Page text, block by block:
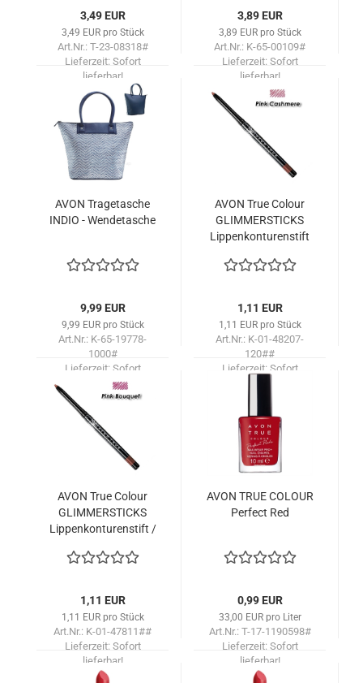
3,49 EUR
3,49 EUR pro Stück
Art.Nr.: T-23-08318#
Lieferzeit: Sofort
lieferbar!
3,89 EUR
3,89 EUR pro Stück
Art.Nr.: K-65-00109#
Lieferzeit: Sofort
lieferbar!
AVON Tra­ge­ta­sche
INDIO - Wen­de­ta­sche
9,99 EUR
9,99 EUR pro Stück
Art.Nr.: K-65-19778-
1000#
Lieferzeit: Sofort
lieferbar!
AVON True Co­lour
GLIM­MER­STICKS
Lip­pen­kon­tu­ren­stift
1,11 EUR
1,11 EUR pro Stück
Art.Nr.: K-01-48207-
120##
Lieferzeit: Sofort
lieferbar!
AVON True Co­lour
GLIM­MER­STICKS
Lip­pen­kon­tu­ren­stift /
1,11 EUR
1,11 EUR pro Stück
Art.Nr.: K-01-47811##
Lieferzeit: Sofort
lieferbar!
AVON TRUE CO­LOUR
Per­fect Red
0,99 EUR
33,00 EUR pro Liter
Art.Nr.: T-17-1190598#
Lieferzeit: Sofort
lieferbar!